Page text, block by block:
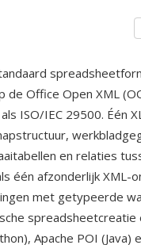
de Office Open XML
ISO/IEC 29500. Één
en relaties
één afzonderlijk XML-
met getypeerde
spreadsheetcreatie
Apache POI (Java)